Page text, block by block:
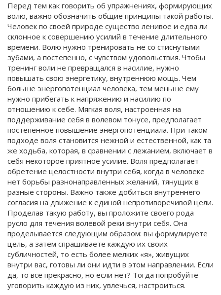
Перед тем как говорить об упражнениях, формирующих
волю, важно обозначить общие принципы такой работы.
Человек по своей природе существо ленивое и едва ли
склонное к совершению усилий в течение длительного
времени. Волю нужно тренировать не со стиснутыми
зубами, а постепенно, с чувством удовольствия. Чтобы
тренинг воли не превращался в насилие, нужно
повышать свою энергетику, внутреннюю мощь. Чем
больше энергопотенциал человека, тем меньше ему
нужно прибегать к напряжению и насилию по
отношению к себе. Мягкая воля, настроенная на
поддерживание себя в волевом тонусе, предполагает
постепенное повышение энергопотенциала. При таком
подходе воля становится нежной и естественной, как та
же ходьба, которая, в сравнении с лежанием, включает в
себя некоторое приятное усилие. Воля предполагает
обретение целостности внутри себя, когда в человеке
нет борьбы разнонаправленных желаний, тянущих в
разные стороны. Важно также добиться внутреннего
согласия на движение к единой непротиворечивой цели.
Проделав такую работу, вы проложите своего рода
русло для течения волевой реки внутри себя. Она
проделывается следующим образом: вы формулируете
цель, а затем спрашиваете каждую их своих
субличностей, то есть более мелких «я», живущих
внутри вас, готовы ли они идти в этом направлении. Если
да, то всё прекрасно, но если нет? Тогда попробуйте
уговорить каждую из них, увлечься, настроиться.